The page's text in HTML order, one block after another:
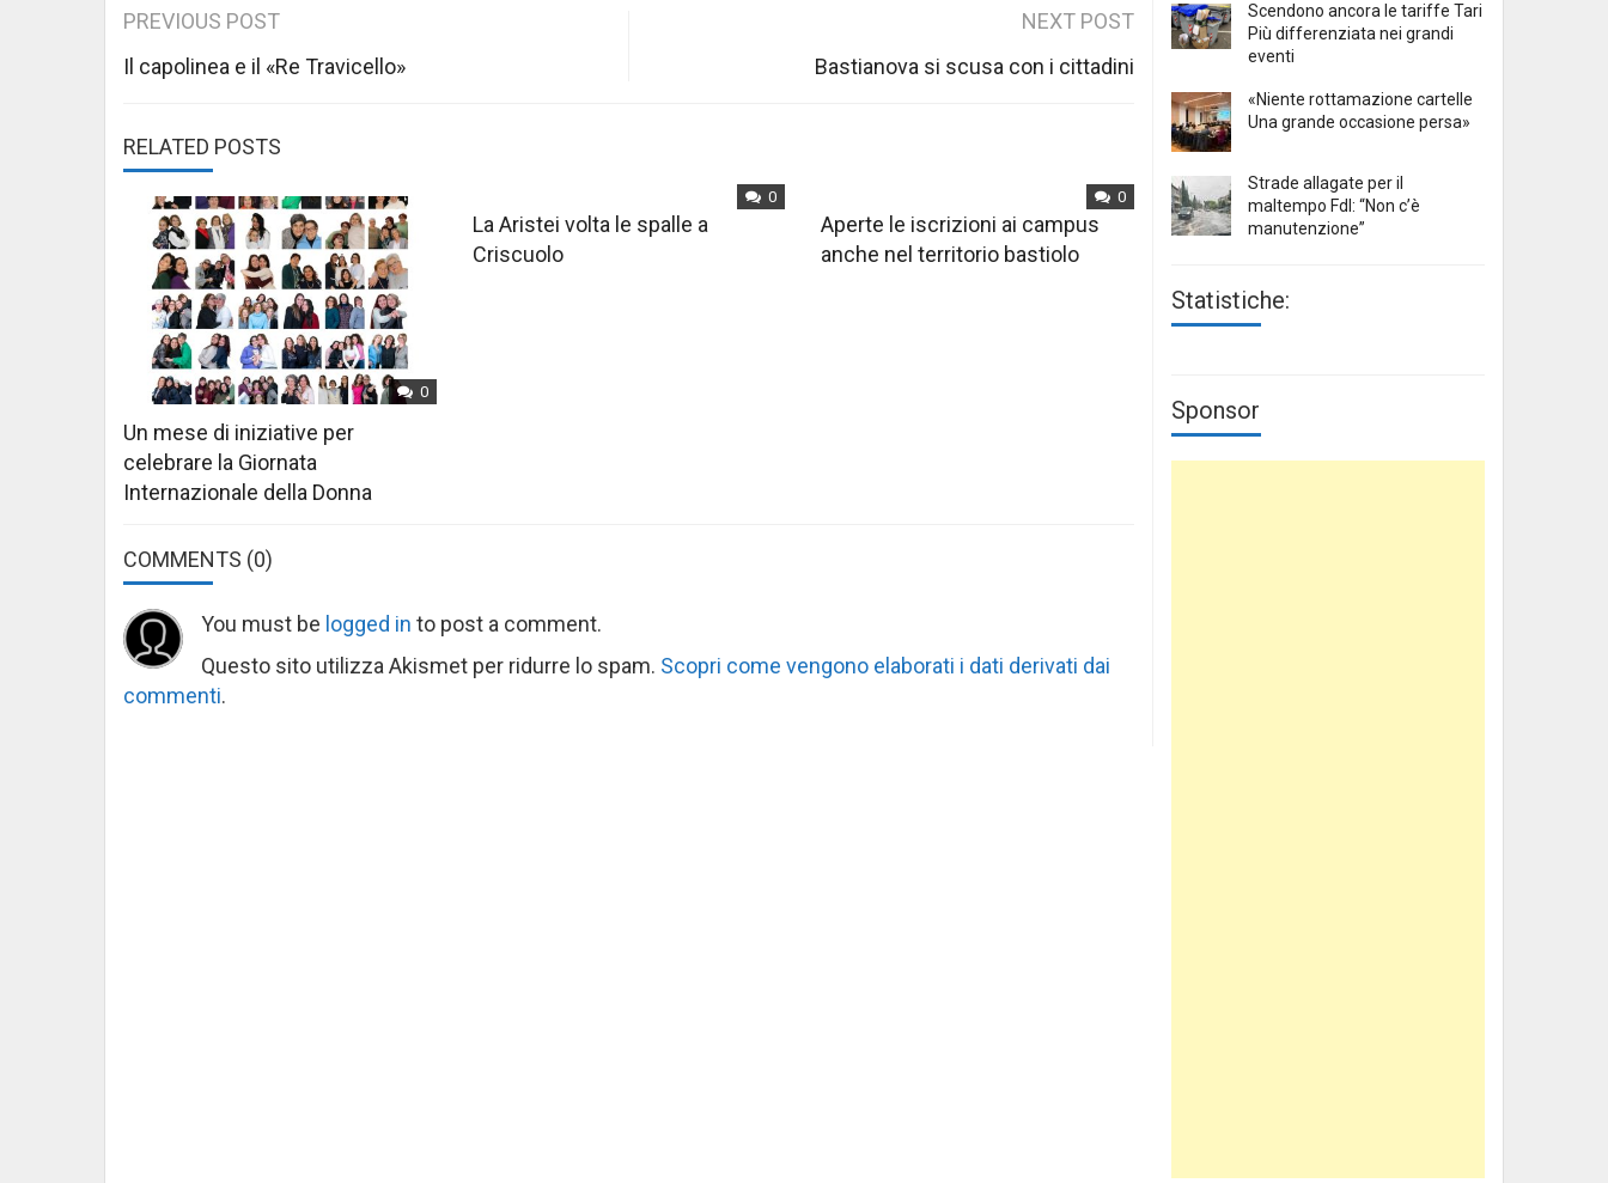
Post
navigation
PREVIOUS POST
Il capolinea e il «Re Travicello»
NEXT POST
Bastianova si scusa con i cittadini
RELATED POSTS
0
Un mese di iniziative per
celebrare la Giornata
Internazionale della Donna
0
La Aristei volta le spalle a
Criscuolo
0
Aperte le iscrizioni ai campus
anche nel territorio bastiolo
COMMENTS (0)
You must be logged in to post a comment.
Questo sito utilizza Akismet per ridurre lo spam. Scopri come vengono elaborati i dati derivati dai
commenti.
Scendono ancora le tariffe Tari
Più differenziata nei grandi
eventi
«Niente rottamazione cartelle
Una grande occasione persa»
Strade allagate per il
maltempo FdI: “Non c’è
manutenzione”
Statistiche:
Sponsor